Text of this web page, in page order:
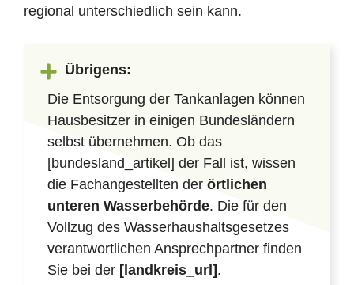
regional unterschiedlich sein kann.
Übrigens:
Die Entsorgung der Tankanlagen können
Hausbesitzer in einigen Bundesländern
selbst übernehmen. Ob das
[bundesland_artikel] der Fall ist, wissen
die Fachangestellten der örtlichen
unteren Wasserbehörde. Die für den
Vollzug des Wasserhaushaltsgesetzes
verantwortlichen Ansprechpartner finden
Sie bei der [landkreis_url] .